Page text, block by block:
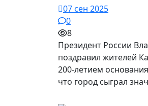
07 сен 2025
0
8
Президент России
поздравил жителей
200-летием
что город сыграл